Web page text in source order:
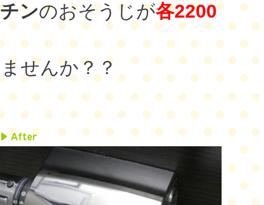
ンのおそうじが各2200
せんか？？